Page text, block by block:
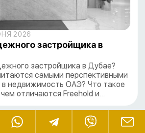
2026
застройщика в
застройщика в Дубае?
самыми перспективными
в недвижимость ОАЭ? Что такое
отличаются Freehold и…